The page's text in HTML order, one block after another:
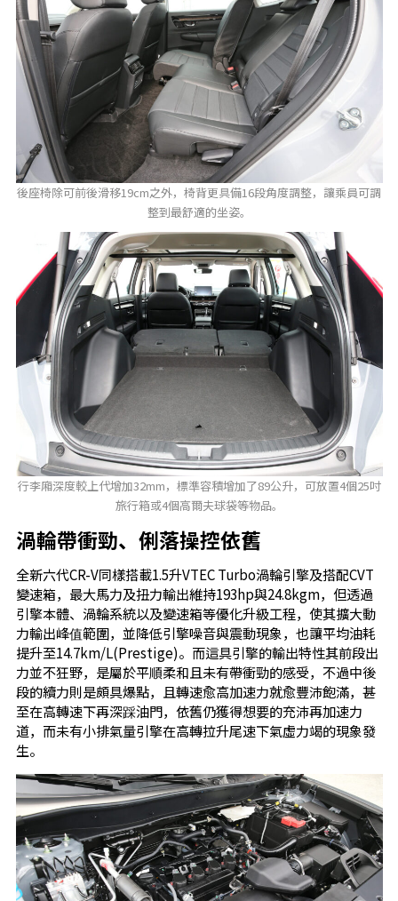
後座椅除可前後滑移19cm之外，椅背更具備16段角度調整，讓乘員可調
整到最舒適的坐姿。
行李廂深度較上代增加32mm，標準容積增加了89公升，可放置4個25吋
旅行箱或4個高爾夫球袋等物品。
渦輪帶衝勁、俐落操控依舊
全新六代CR-V同樣搭載1.5升VTEC Turbo渦輪引擎及搭配CVT
變速箱，最大馬力及扭力輸出維持193hp與24.8kgm，但透過
引擎本體、渦輪系統以及變速箱等優化升級工程，使其擴大動
力輸出峰值範圍，並降低引擎噪音與震動現象，也讓平均油耗
提升至14.7km/L(Prestige)。而這具引擎的輸出特性其前段出
力並不狂野，是屬於平順柔和且未有帶衝勁的感受，不過中後
段的續力則是頗具爆點，且轉速愈高加速力就愈豐沛飽滿，甚
至在高轉速下再深踩油門，依舊仍獲得想要的充沛再加速力
道，而未有小排氣量引擎在高轉拉升尾速下氣虛力竭的現象發
生。